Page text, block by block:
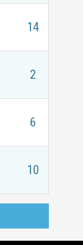
14
2
6
10